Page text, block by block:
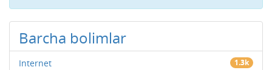
Barcha bolimlar
Internet 1.3k